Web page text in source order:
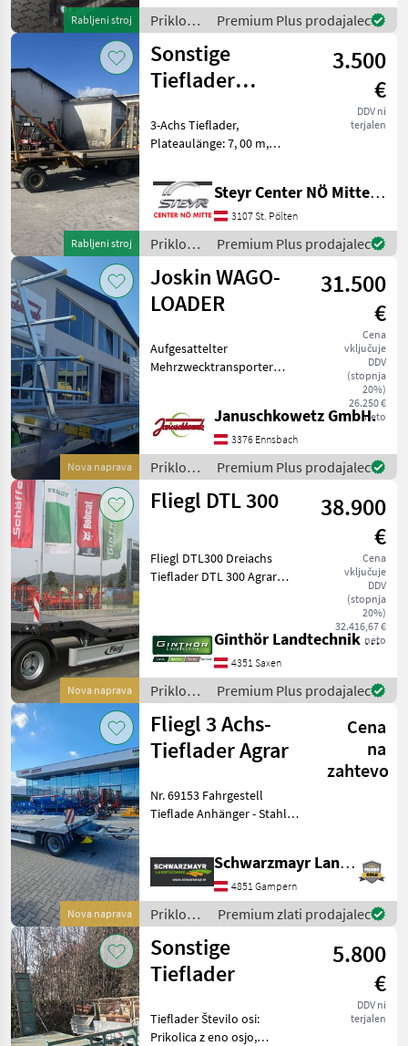
Rabljeni stroj
Priklopniki
/ Kane
Premium Plus prodajalec
Rabljeni stroj
Sonstige
Tieflader
3.500
€
DDV ni
terjalen
3-Achs Tieflader,
Plateaulänge: 7, 00 m,
funktionstüchtig,
Vorderachse defekt,
Bereifung: 7.00-12,
PRIVATVERKAUF Število osi:
Triosno vozilo, Zav
Steyr Center NÖ Mitte Landmaschinentechnik GmbH
3107 St. Pölten
Priklopniki
/
Sonstige
Premium Plus prodajalec
Nova naprava
Joskin WAGO-
LOADER
31.500
€
Cena
vključuje
DDV
(stopnja
20%)
26.250 €
neto
Aufgesattelter
Mehrzwecktransporter
Spezialstahl Automatisches
Zuschneiden und
Verschweißen Fahrgestell
mit Längsträgern: -
Januschkowetz GmbH.
3376 Ennsbach
Priklopniki
/ Joskin
Premium Plus prodajalec
Nova naprava
Fliegl DTL 300
38.900
€
Cena
vključuje
DDV
(stopnja
20%)
32.416,67 €
neto
Fliegl DTL300 Dreiachs
Tieflader DTL 300 Agrar
techn.: 24000 / 30000 kg +
Nutzlast zul. / techn. ca.:
18400 / 24400 kg + Leergew
Ginthör Landtechnik GmbH
4351 Saxen
Priklopniki
/ Fliegl
Premium Plus prodajalec
Nova naprava
Fliegl 3 Achs-
Tieflader Agrar
Cena
na
zahtevo
Nr. 69153 Fahrgestell
Tieflade Anhänger - Stahl
Kugeldrehkranz -
Heckabstützung klappbar -
Unterlegkeile m
Schwarzmayr Landtechnik GmbH - Gampern
4851 Gampern
Priklopniki
/ Fliegl
Premium zlati prodajalec
Sonstige
Tieflader
5.800
€
DDV ni
terjalen
Tieflader Število osi:
Prikolica z eno osjo,